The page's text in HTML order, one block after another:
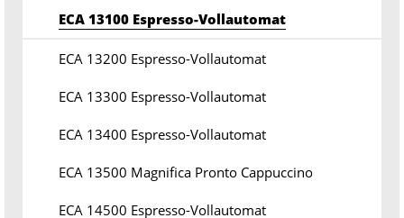
ECA 13100 Espresso-Vollautomat
ECA 13200 Espresso-Vollautomat
ECA 13300 Espresso-Vollautomat
ECA 13400 Espresso-Vollautomat
ECA 13500 Magnifica Pronto Cappuccino
ECA 14500 Espresso-Vollautomat